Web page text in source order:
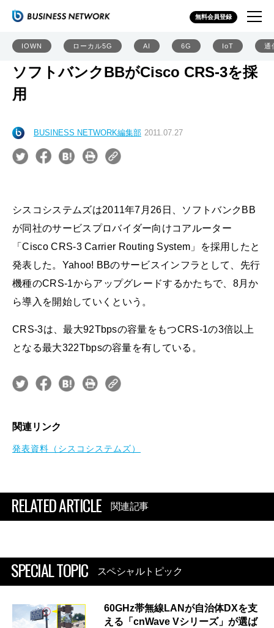
無料会員登録
IOWN ローカル5G AI 6G IoT 通
ソフトバンクBBがCisco CRS-3を採
用
BUSINESS NETWORK編集部 2011.07.27
シスコシステムズは2011年7月26日、ソフトバンクBB
が同社のサービスプロバイダー向けコアルーター
「Cisco CRS-3 Carrier Routing System」を採用したと
発表した。Yahoo! BBのサービスインフラとして、先行
機種のCRS-1からアップグレードするかたちで、8月か
ら導入を開始していくという。
CRS-3は、最大92Tbpsの容量をもつCRS-1の3倍以上
となる最大322Tbpsの容量を有している。
関連リンク
発表資料（シスコシステムズ）
RELATED ARTICLE 関連記事
SPECIAL TOPIC スペシャルトピック
60GHz帯無線LANが自治体DXを支
える「cnWave Vシリーズ」が選ば